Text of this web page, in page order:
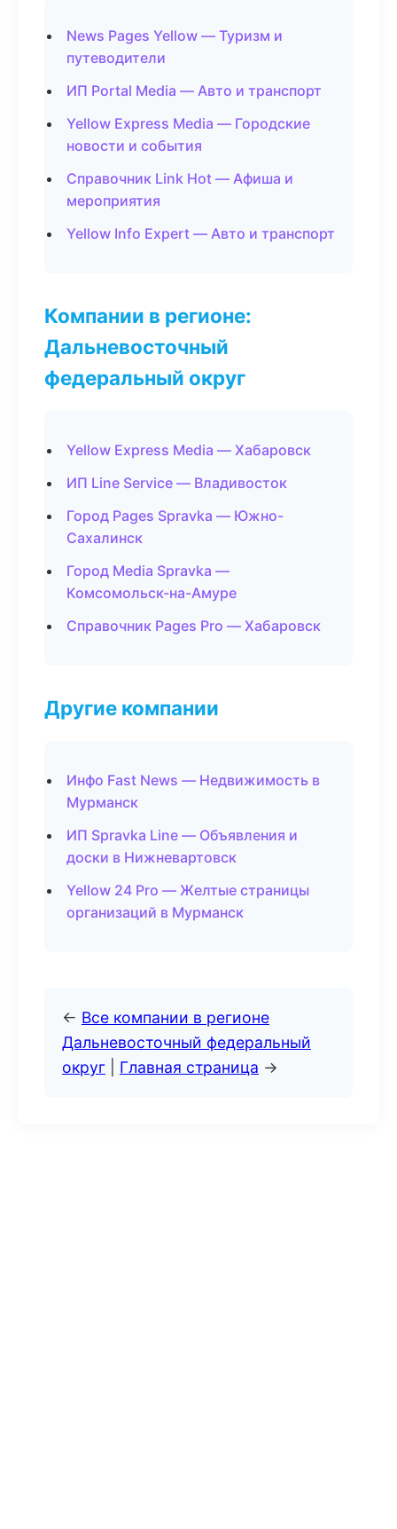
News Pages Yellow — Туризм и
путеводители
ИП Portal Media — Авто и транспорт
Yellow Express Media — Городские
новости и события
Справочник Link Hot — Афиша и
мероприятия
Yellow Info Expert — Авто и транспорт
Компании в регионе:
Дальневосточный
федеральный округ
Yellow Express Media — Хабаровск
ИП Line Service — Владивосток
Город Pages Spravka — Южно-
Сахалинск
Город Media Spravka —
Комсомольск-на-Амуре
Справочник Pages Pro — Хабаровск
Другие компании
Инфо Fast News — Недвижимость в
Мурманск
ИП Spravka Line — Объявления и
доски в Нижневартовск
Yellow 24 Pro — Желтые страницы
организаций в Мурманск
← Все компании в регионе
Дальневосточный федеральный
округ
Главная страница →